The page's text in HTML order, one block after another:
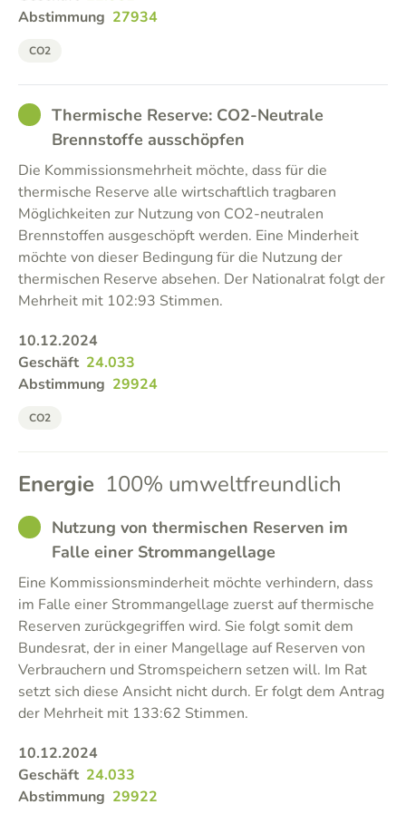
Abstimmung 27934
CO2
GOODThermische Reserve: CO2-Neutrale
Brennstoffe ausschöpfen
Die Kommissionsmehrheit möchte, dass für die
thermische Reserve alle wirtschaftlich tragbaren
Möglichkeiten zur Nutzung von CO2-neutralen
Brennstoffen ausgeschöpft werden. Eine Minderheit
möchte von dieser Bedingung für die Nutzung der
thermischen Reserve absehen. Der Nationalrat folgt der
Mehrheit mit 102:93 Stimmen.
10.12.2024
Geschäft 24.033
Abstimmung 29924
CO2
Energie 100% umweltfreundlich
GOODNutzung von thermischen Reserven im
Falle einer Strommangellage
Eine Kommissionsminderheit möchte verhindern, dass
im Falle einer Strommangellage zuerst auf thermische
Reserven zurückgegriffen wird. Sie folgt somit dem
Bundesrat, der in einer Mangellage auf Reserven von
Verbrauchern und Stromspeichern setzen will. Im Rat
setzt sich diese Ansicht nicht durch. Er folgt dem Antrag
der Mehrheit mit 133:62 Stimmen.
10.12.2024
Geschäft 24.033
Abstimmung 29922